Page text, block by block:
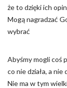
że to dzięki ich
Mogą nagradzać
wybrać
Abyśmy mogli coś
co nie działa, a
Nie ma w tym